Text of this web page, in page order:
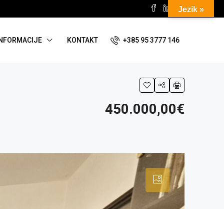
KONTAKT +385 95 3777 146
450.000,00€
Jezik »